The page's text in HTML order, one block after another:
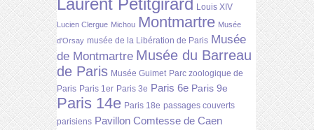
Laurent Petitgirard Louis XIV
Lucien Clergue Michou Montmartre Musée
d'Orsay musée de la Libération de Paris Musée
de Montmartre Musée du Barreau
de Paris Musée Guimet Parc zoologique de
Paris Paris 1er Paris 3e Paris 6e Paris 9e
Paris 14e Paris 18e passages couverts
parisiens Pavillon Comtesse de Caen